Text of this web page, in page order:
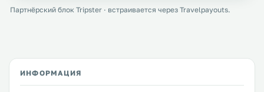
Партнёрский блок Tripster · встраивается через Travelpayouts.
ИНФОРМАЦИЯ